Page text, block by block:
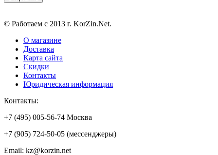
© Работаем с 2013 г. KorZin.Net.
О магазине
Доставка
Карта сайта
Скидки
Контакты
Юридическая информация
Контакты:
+7 (495) 005-56-74 Москва
+7 (905) 724-50-05 (мессенджеры)
Email: kz@korzin.net